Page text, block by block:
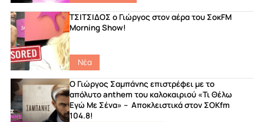
ΤΣΙΤΣΙΔΟΣ ο Γιώργος στον αέρα του ΣοκFM
Morning Show!
Νέα
Ο Γιώργος Σαμπάνης επιστρέφει με το
απόλυτο anthem του καλοκαιριού «Τι Θέλω
Εγώ Με Σένα» – Αποκλειστικά στον ΣΟΚfm
104.8!